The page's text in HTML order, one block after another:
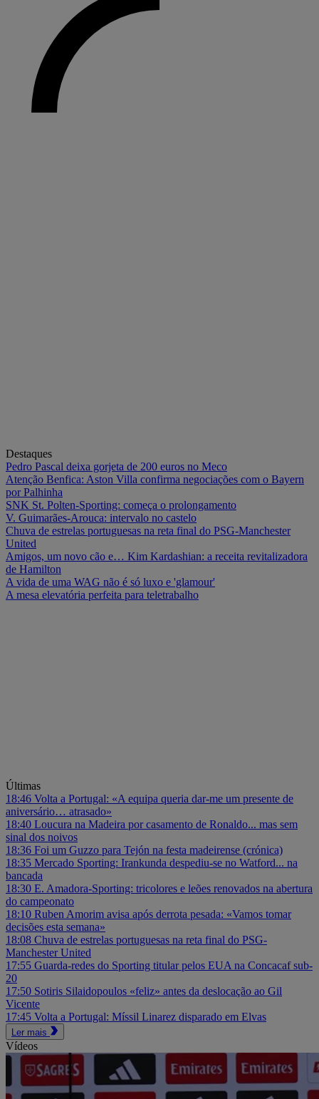
Destaques
Pedro Pascal deixa gorjeta de 200 euros no Meco
Atenção Benfica: Aston Villa confirma negociações com o Bayern
por Palhinha
SNK St. Polten-Sporting: começa o prolongamento
V. Guimarães-Arouca: intervalo no castelo
Chuva de estrelas portuguesas na reta final do PSG-Manchester
United
Amigos, um novo cão e… Kim Kardashian: a receita revitalizadora
de Hamilton
A vida de uma WAG não é só luxo e 'glamour'
A mesa elevatória perfeita para teletrabalho
Últimas
18:46 Volta a Portugal: «A equipa queria dar-me um presente de
aniversário… atrasado»
18:40 Loucura na Madeira por casamento de Ronaldo... mas sem
sinal dos noivos
18:36 Foi um Guzzo para Tejón na festa madeirense (crónica)
18:35 Mercado Sporting: Irankunda despediu-se no Watford... na
bancada
18:30 E. Amadora-Sporting: tricolores e leões renovados na abertura
do campeonato
18:10 Ruben Amorim avisa após derrota pesada: «Vamos tomar
decisões esta semana»
18:08 Chuva de estrelas portuguesas na reta final do PSG-
Manchester United
17:55 Guarda-redes do Sporting titular pelos EUA na Concacaf sub-
20
17:50 Sotiris Silaidopoulos «feliz» antes da deslocação ao Gil
Vicente
17:45 Volta a Portugal: Míssil Linarez disparado em Elvas
Ler mais
Vídeos